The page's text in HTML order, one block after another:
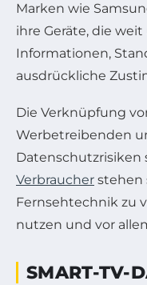
Marken wie
ihre Geräte, die
Informationen,
ausdrückliche
Die Verknüpfung
Werbetreibenden
Datenschutzrisiken
Verbraucher stehen
Fernsehtechnik zu
nutzen und vor
SMART-TV-